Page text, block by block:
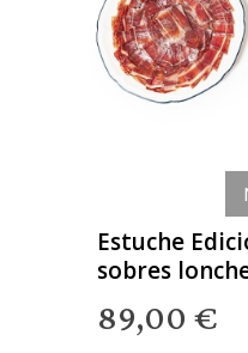
Estuche
sobres
89,00 €